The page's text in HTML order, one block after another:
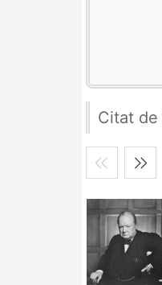
Citat de